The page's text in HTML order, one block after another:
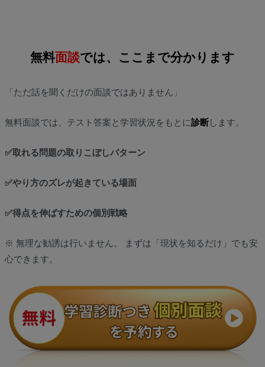
無料面談では、ここまで分かります
「ただ話を聞くだけの面談ではありません」
無料面談では、テスト答案と学習状況をもとに診断します。
✅取れる問題の取りこぼしパターン
✅やり方のズレが起きている場面
✅得点を伸ばすための個別戦略
※ 無理な勧誘は行いません。 まずは「現状を知るだけ」でも安
心できます。